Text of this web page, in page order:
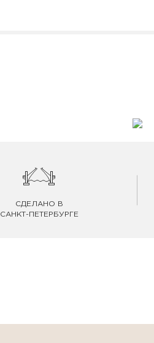
СДЕЛАНО В
САНКТ-ПЕТЕРБУРГЕ